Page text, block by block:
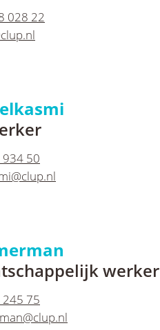
028 22
50
werker
75